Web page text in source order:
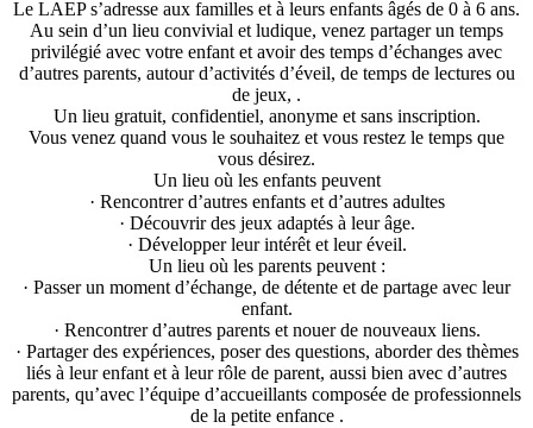
Le LAEP s’adresse aux familles et à leurs enfants âgés de 0 à 6 ans.
Au sein d’un lieu convivial et ludique, venez partager un temps
privilégié avec votre enfant et avoir des temps d’échanges avec
d’autres parents, autour d’activités d’éveil, de temps de lectures ou
de jeux, .
Un lieu gratuit, confidentiel, anonyme et sans inscription.
Vous venez quand vous le souhaitez et vous restez le temps que
vous désirez.
Un lieu où les enfants peuvent
· Rencontrer d’autres enfants et d’autres adultes
· Découvrir des jeux adaptés à leur âge.
· Développer leur intérêt et leur éveil.
Un lieu où les parents peuvent :
· Passer un moment d’échange, de détente et de partage avec leur
enfant.
· Rencontrer d’autres parents et nouer de nouveaux liens.
· Partager des expériences, poser des questions, aborder des thèmes
liés à leur enfant et à leur rôle de parent, aussi bien avec d’autres
parents, qu’avec l’équipe d’accueillants composée de professionnels
de la petite enfance .